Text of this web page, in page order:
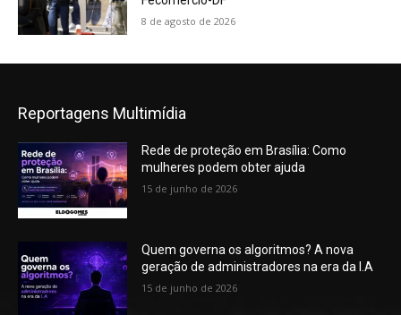
8 de agosto de 2026
Reportagens Multimídia
Rede de proteção em Brasília: Como
mulheres podem obter ajuda
15 de junho de 2026
Quem governa os algoritmos? A nova
geração de administradores na era da I.A
15 de junho de 2026